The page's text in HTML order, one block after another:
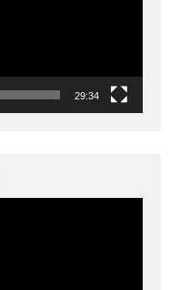
29:34